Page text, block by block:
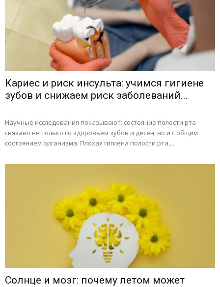
Кариес и риск инсульта: учимся гигиене
зубов и снижаем риск заболеваний...
Научные исследования показывают: состояние полости рта
связано не только со здоровьем зубов и десен, но и с общим
состоянием организма. Плохая гигиена полости рта,...
Солнце и мозг: почему летом может